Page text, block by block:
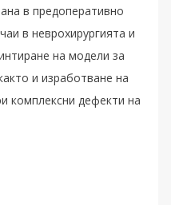
в предоперативно
в неврохирургията и
на модели за
и изработване на
комплексни дефекти на